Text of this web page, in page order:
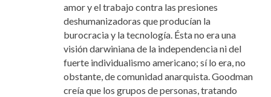
amor y el trabajo contra las presiones
deshumanizadoras que producían la
burocracia y la tecnología. Ésta no era una
visión darwiniana de la independencia ni del
fuerte individualismo americano; sí lo era, no
obstante, de comunidad anarquista. Goodman
creía que los grupos de personas, tratando